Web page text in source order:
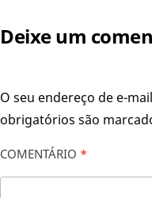
Deixe um
O seu endereço de e-
obrigatórios são
COMENTÁRIO *